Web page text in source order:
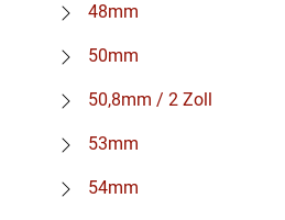
48mm
50mm
50,8mm / 2 Zoll
53mm
54mm